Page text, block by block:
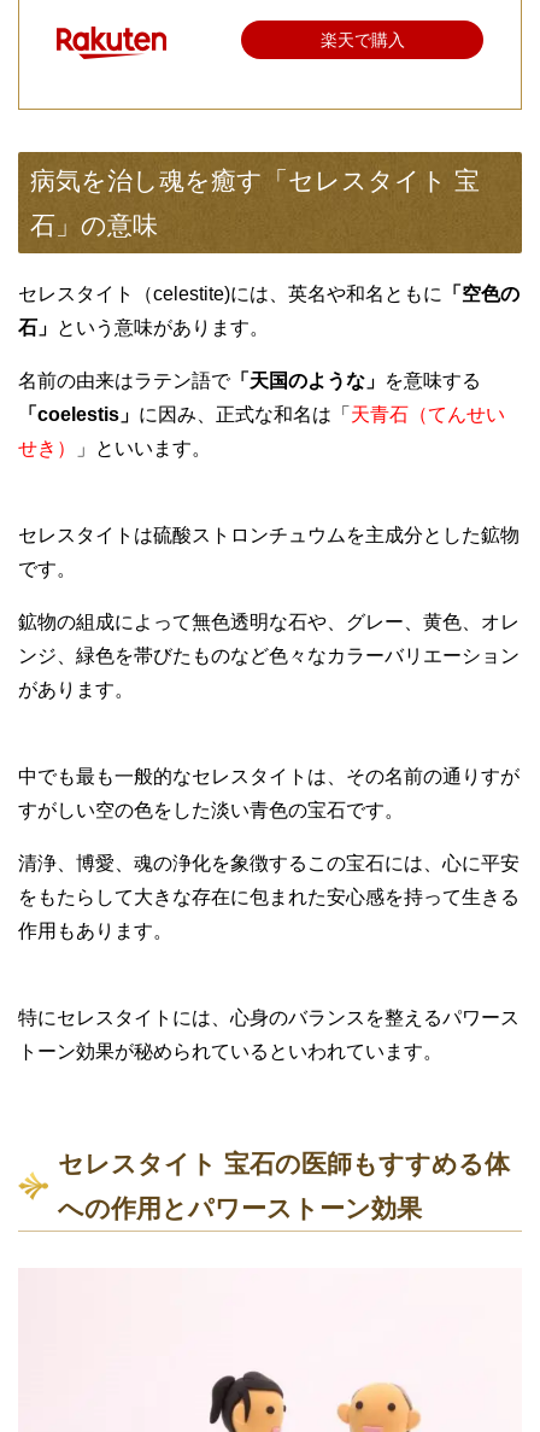
楽天で購入
病気を治し魂を癒す「セレスタイト 宝
石」の意味
セレスタイト（celestite)には、英名や和名ともに
「空色の
石」 という意味があります。
名前の由来はラテン語で「天国のような」 を意味する
「coelestis」 に因み、正式な和名は「 天青石（てんせい
せき）
」といいます。
セレスタイトは硫酸ストロンチュウムを主成分とした鉱物
です。
鉱物の組成によって無色透明な石や、グレー、黄色、オレ
ンジ、緑色を帯びたものなど色々なカラーバリエーション
があります。
中でも最も一般的なセレスタイトは、その名前の通りすが
すがしい空の色をした淡い青色の宝石です。
清浄、博愛、魂の浄化を象徴するこの宝石には、心に平安
をもたらして大きな存在に包まれた安心感を持って生きる
作用もあります。
特にセレスタイトには、心身のバランスを整えるパワース
トーン効果が秘められているといわれています。
セレスタイト 宝石の医師もすすめる体
への作用とパワーストーン効果